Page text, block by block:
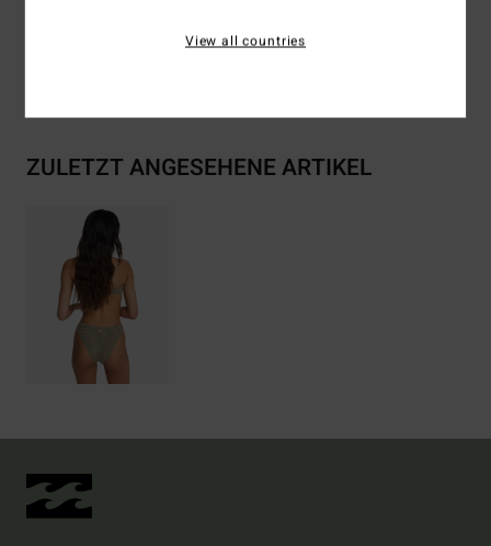
ZULETZT ANGESEHENE ARTIKEL
View all countries